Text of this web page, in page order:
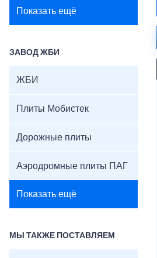
Показать ещё
ЗАВОД ЖБИ
ЖБИ
Плиты Мобистек
Дорожные плиты
Аэродромные плиты ПАГ
Показать ещё
МЫ ТАКЖЕ ПОСТАВЛЯЕМ